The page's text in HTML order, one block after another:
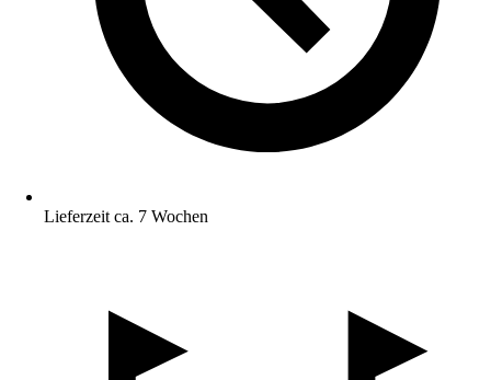
Lieferzeit ca. 7 Wochen